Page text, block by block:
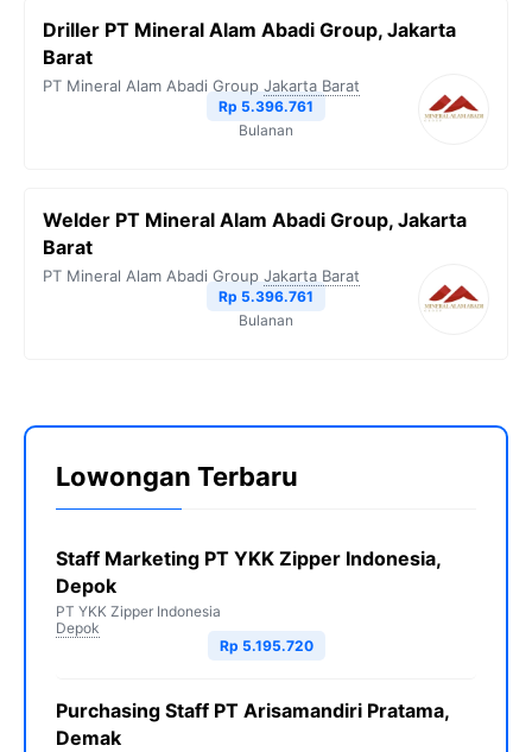
Driller PT Mineral Alam Abadi Group, Jakarta
Barat
PT Mineral Alam Abadi Group Jakarta Barat
Rp 5.396.761
Bulanan
Welder PT Mineral Alam Abadi Group, Jakarta
Barat
PT Mineral Alam Abadi Group Jakarta Barat
Rp 5.396.761
Bulanan
Lowongan Terbaru
Staff Marketing PT YKK Zipper Indonesia,
Depok
PT YKK Zipper Indonesia
Depok
Rp 5.195.720
Purchasing Staff PT Arisamandiri Pratama,
Demak